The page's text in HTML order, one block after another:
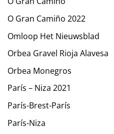
O Gran Camiño 2022
Omloop Het Nieuwsblad
Orbea Gravel Rioja Alavesa
Orbea Monegros
París – Niza 2021
París-Brest-París
París-Niza